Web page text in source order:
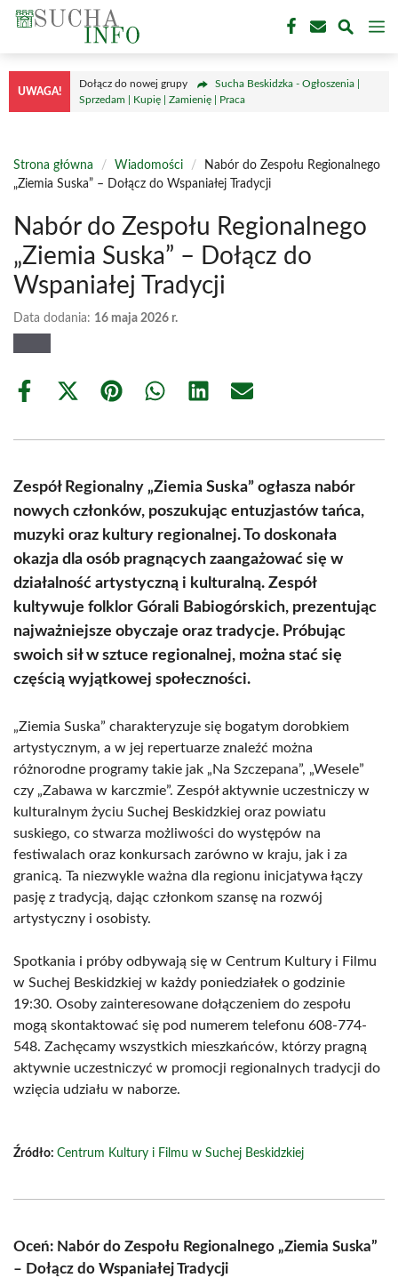
Przejdź
treści
UWAGA!
Dołącz do nowej grupy
Sucha Beskidzka - Ogłoszenia |
Sprzedam | Kupię | Zamienię | Praca
Strona główna / Wiadomości /
Nabór do Zespołu Regionalnego
„Ziemia Suska” – Dołącz do Wspaniałej Tradycji
Nabór do Zespołu Regionalnego
„Ziemia Suska” – Dołącz do
Wspaniałej Tradycji
Data dodania: 16 maja 2026 r.
Share
Share
(Twitter)
Share Share Share Share
Zespół Regionalny „Ziemia Suska” ogłasza nabór
nowych członków, poszukując entuzjastów tańca,
muzyki oraz kultury regionalnej. To doskonała
okazja dla osób pragnących zaangażować się w
działalność artystyczną i kulturalną. Zespół
kultywuje folklor Górali Babiogórskich, prezentując
najważniejsze obyczaje oraz tradycje. Próbując
swoich sił w sztuce regionalnej, można stać się
częścią wyjątkowej społeczności.
„Ziemia Suska” charakteryzuje się bogatym dorobkiem
artystycznym, a w jej repertuarze znaleźć można
różnorodne programy takie jak „Na Szczepana”, „Wesele”
czy „Zabawa w karczmie”. Zespół aktywnie uczestniczy w
kulturalnym życiu Suchej Beskidzkiej oraz powiatu
suskiego, co stwarza możliwości do występów na
festiwalach oraz konkursach zarówno w kraju, jak i za
granicą. Ta niezwykle ważna dla regionu inicjatywa łączy
pasję z tradycją, dając członkom szansę na rozwój
artystyczny i osobisty.
Spotkania i próby odbywają się w Centrum Kultury i Filmu
w Suchej Beskidzkiej w każdy poniedziałek o godzinie
19:30. Osoby zainteresowane dołączeniem do zespołu
mogą skontaktować się pod numerem telefonu 608-774-
548. Zachęcamy wszystkich mieszkańców, którzy pragną
aktywnie uczestniczyć w promocji regionalnych tradycji do
wzięcia udziału w naborze.
Źródło: Centrum Kultury i Filmu w Suchej Beskidzkiej
Oceń: Nabór do Zespołu Regionalnego „Ziemia Suska”
– Dołącz do Wspaniałej Tradycji